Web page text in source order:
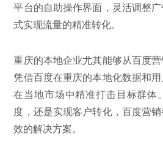
平台的自助操作界面，灵活调整
式实现流量的精准转化。
重庆的本地企业尤其能够从百度营
凭借百度在重庆的本地化数据和
在当地市场中精准打击目标群体
度，还是实现客户转化，百度营
效的解决方案。